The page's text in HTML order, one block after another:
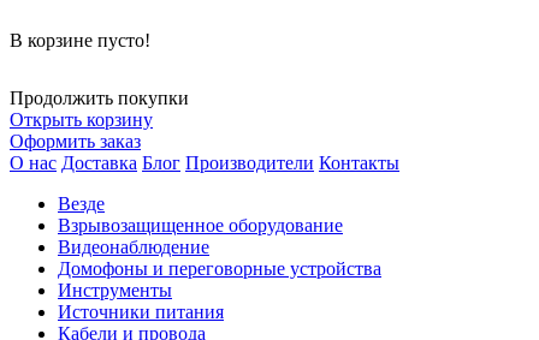
В корзине пусто!
Продолжить покупки
Открыть корзину
Оформить заказ
О нас Доставка Блог Производители Контакты
Везде
Взрывозащищенное оборудование
Видеонаблюдение
Домофоны и переговорные устройства
Инструменты
Источники питания
Кабели и провода